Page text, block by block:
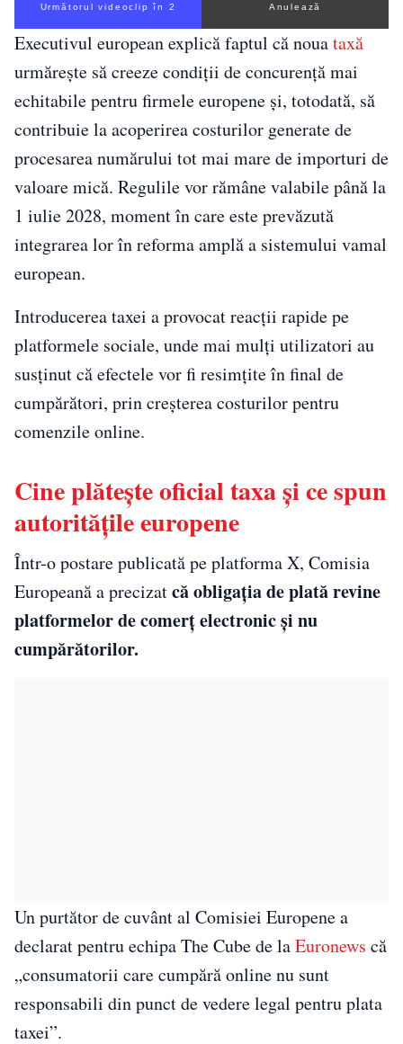
Următorul videoclip în 1 Anulează
Executivul european explică faptul că nouataxă
urmărește să creeze condiții de concurență mai
echitabile pentru firmele europene și, totodată, să
contribuie la acoperirea costurilor generate de
procesarea numărului tot mai mare de importuri de
valoare mică. Regulile vor rămâne valabile până la
1 iulie 2028, moment în care este prevăzută
integrarea lor în reforma amplă a sistemului vamal
european.
Introducerea taxei a provocat reacții rapide pe
platformele sociale, unde mai mulți utilizatori au
susținut că efectele vor fi resimțite în final de
cumpărători, prin creșterea costurilor pentru
comenzile online.
Cine plătește oficial taxa și ce spun
autoritățile europene
Într-o postare publicată pe platforma X, Comisia
Europeană a precizatcă obligația de plată revine
platformelor de comerț electronic și nu
cumpărătorilor.
Un purtător de cuvânt al Comisiei Europene a
declarat pentru echipa The Cube de laEuronews că
„consumatorii care cumpără online nu sunt
responsabili din punct de vedere legal pentru plata
taxei”.